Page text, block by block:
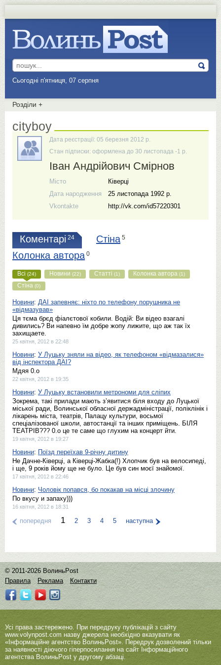
Сьогодні п'ятниця, 07 серпня
Розділи +
cityboy
Дата реєстрації: 05 березня 2012 р.
Стан підписки: оформлена до 30 листопада -1 р.
Іван Андрійович Смірнов
Місто
Ківерці
Дата народження
25 листопада 1992 р.
Vkontakte
http://vk.com/id57220301
Коментарі 24 Стіна 5
Колонка автора 0
Всі (24) Новини (22) Статті (1) Колонка автора (1)
Стіна (0)
Новини: ДАІ запевняє: ніхто по телефону порушника не
«відмазував»
Ця тєма брєд фіалєтової кобили. Водій: Ви відео взагалі
дивились? Ви напевно їм добре жопу лижите, що аж так їх
захищаете.
25 квітня, 2012 в 22:48
Новини: У Луцьку зняли на відео, як телефоном «відмазалися»
від інспектора ДАІ?
Мдяя 0.о
22 квітня, 2012 в 19:35
Новини: У Луцьку встановили метрономи для сліпих
Зокрема, такі прилади мають з’явитися біля входу до Луцької
міської ради, Волинської обласної держадміністрації, поліклінік і
лікарень міста, театрів, Палацу культури, восьмої
спеціалізованої школи, автостанції та інших приміщень. БIЛЯ
ТЕАТРIВ??? 0.о це те саме що глухим на концерт йти.
19 квітня, 2012 в 19:27
Новини: Поїзд переїхав 9-річну дитину
Не Дачне-Ківерці, а Кiверцi-Жабка(!) Хлопчик був на велосипедi,
і ще, 9 років йому ще не було. Це був син моєї знайомої.
17 квітня, 2012 в 22:46
Новини: Чоловік попався, бо покакав на місці злочину
По вкусу и запаху)))
16 квітня, 2012 в 18:31
попередня 1 2 3 4 5 наступна
© 2011-2026 ВолиньPost
Правила
Реклама Контакти
Усі права застережено. При передруку публікацій з сайту
www.volynpost.com назву джерела необхідно вказувати як
«Інформаційне агентство ВолиньPost». Передрук дозволений тільки
за наявності діючого гіперпосилання на сайт Інформаційного
агентства ВолиньPost у другому абзаці.